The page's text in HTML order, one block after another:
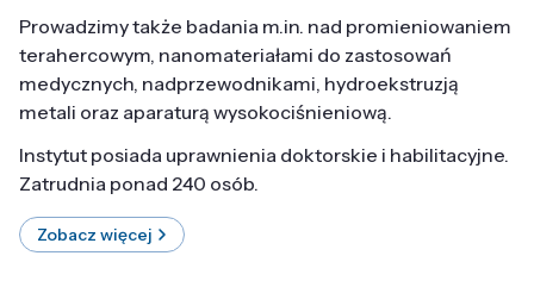
Prowadzimy także badania m.in. nad promieniowaniem
terahercowym, nanomateriałami do zastosowań
medycznych, nadprzewodnikami, hydroekstruzją
metali oraz aparaturą wysokociśnieniową.
Instytut posiada uprawnienia doktorskie i habilitacyjne.
Zatrudnia ponad 240 osób.
Zobacz więcej